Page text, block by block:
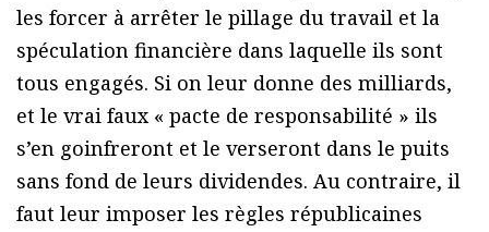
les forcer à arrêter le pillage du travail et la
spéculation financière dans laquelle ils sont
tous engagés. Si on leur donne des milliards,
et le vrai faux « pacte de responsabilité » ils
s’en goinfreront et le verseront dans le puits
sans fond de leurs dividendes. Au contraire, il
faut leur imposer les règles républicaines